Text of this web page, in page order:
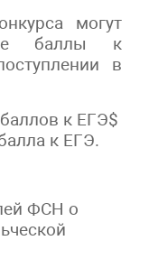
могут
баллы к
в
к ЕГЭ$
к ЕГЭ.
ФСН о